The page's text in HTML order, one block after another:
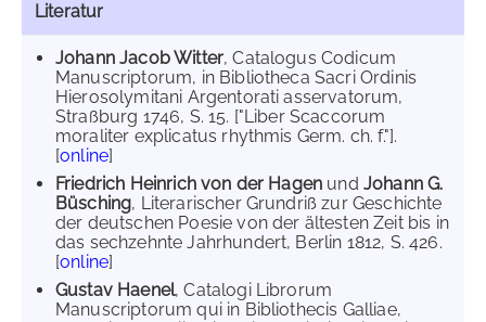
Literatur
Johann Jacob Witter, Catalogus Codicum
Manuscriptorum, in Bibliotheca Sacri Ordinis
Hierosolymitani Argentorati asservatorum,
Straßburg 1746, S. 15. ["Liber Scaccorum
moraliter explicatus rhythmis Germ. ch. f."].
[online]
Friedrich Heinrich von der Hagen und Johann G.
Büsching, Literarischer Grundriß zur Geschichte
der deutschen Poesie von der ältesten Zeit bis in
das sechzehnte Jahrhundert, Berlin 1812, S. 426.
[online]
Gustav Haenel, Catalogi Librorum
Manuscriptorum qui in Bibliothecis Galliae,